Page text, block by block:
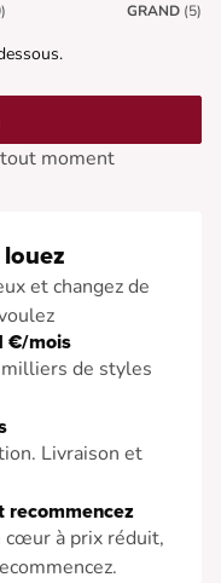
GRAND (5)
moment
et changez de
€/mois
de styles
Livraison et
recommencez
cœur à prix réduit,